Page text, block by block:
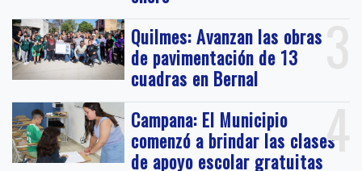
3
Quilmes: Avanzan las obras
de pavimentación de 13
cuadras en Bernal
4
Campana: El Municipio
comenzó a brindar las clases
de apoyo escolar gratuitas